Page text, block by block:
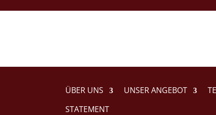
ÜBER UNS UNSER ANGEBOT
STATEMENT